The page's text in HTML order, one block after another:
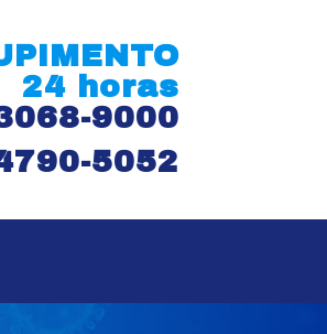
24 horas
9000
5052